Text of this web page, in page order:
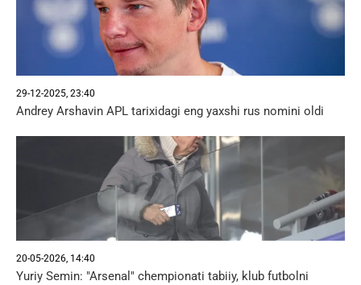
29-12-2025, 23:40
Andrey Arshavin APL tarixidagi eng yaxshi rus nomini oldi
20-05-2026, 14:40
Yuriy Semin: "Arsenal" chempionati tabiiy, klub futbolni